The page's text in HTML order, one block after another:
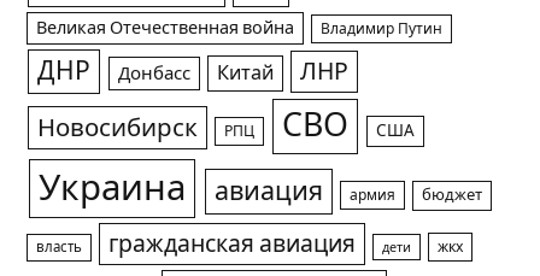
Великая Отечественная война Владимир Путин
ДНР Донбасс Китай ЛНР
Новосибирск РПЦ СВО США
Украина авиация армия бюджет
власть гражданская авиация дети жкх